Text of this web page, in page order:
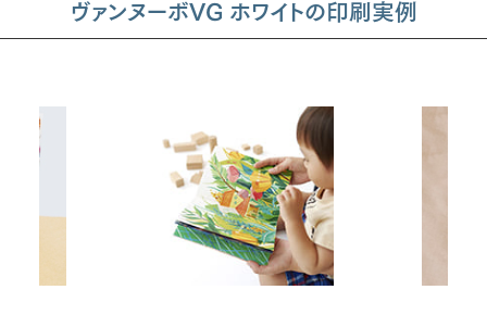
ヴァンヌーボVG ホワイトの印刷実例